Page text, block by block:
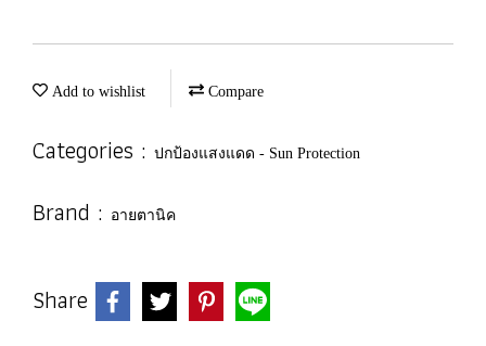
Add to wishlist Compare
Categories : ปกป้องแสงแดด - Sun Protection
Brand : อายตานิค
Share